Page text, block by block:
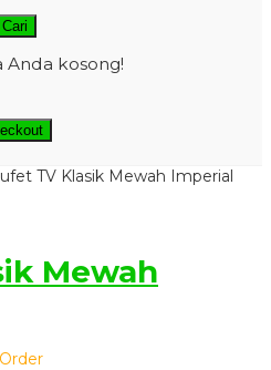
Cari
Anda kosong!
TV Klasik Mewah Imperial
Mewah